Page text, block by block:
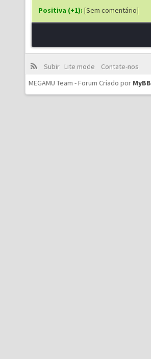
Positiva (+1): [Sem comentário]
Subir Lite mode
Contate-nos
MEGAMU Team - Forum Criado por MyBB